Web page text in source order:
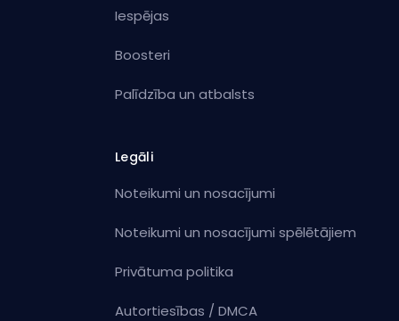
Iespējas
Boosteri
Palīdzība un atbalsts
Legāli
Noteikumi un nosacījumi
Noteikumi un nosacījumi spēlētājiem
Privātuma politika
Autortiesības / DMCA